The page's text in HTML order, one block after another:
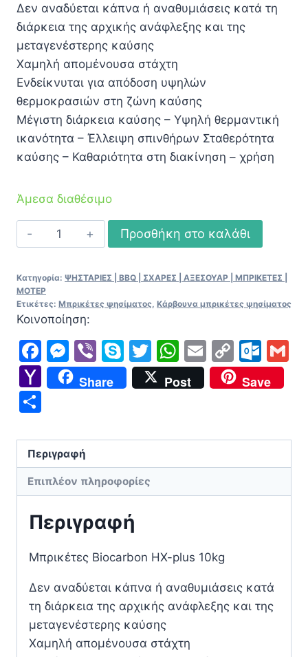
25,50 €.είναι:
21,00 €.
Δεν αναδύεται κάπνα ή αναθυμιάσεις κατά τη
διάρκεια της αρχικής ανάφλεξης και της
μεταγενέστερης καύσης
Χαμηλή απομένουσα στάχτη
Ενδείκνυται για απόδοση υψηλών
θερμοκρασιών στη ζώνη καύσης
Μέγιστη διάρκεια καύσης – Υψηλή θερμαντική
ικανότητα – Έλλειψη σπινθήρων Σταθερότητα
καύσης – Καθαριότητα στη διακίνηση – χρήση
Άμεσα διαθέσιμο
Μπρικέτες
Biocarbon
plus
ποσότητα
Προσθήκη στο καλάθι
Κατηγορία: ΨΗΣΤΑΡΙΕΣ | BBQ | ΣΧΑΡΕΣ | ΑΞΕΣΟΥΑΡ | ΜΠΡΙΚΕΤΕΣ |
ΜΟΤΕΡ
Ετικέτες: Mπρικέτες ψησίματος Κάρβουνα μπρικέτες ψησίματος
Κοινοποίηση:
Facebook
Messenger
ViberSkype
Twitter
WhatsApp
EmailCopy
Link
Yahoo
Mail
Share Post Save
Περιγραφή
Επιπλέον πληροφορίες
Περιγραφή
Μπρικέτες Biocarbon HX-plus 10kg
Δεν αναδύεται κάπνα ή αναθυμιάσεις κατά
τη διάρκεια της αρχικής ανάφλεξης και της
μεταγενέστερης καύσης
Χαμηλή απομένουσα στάχτη